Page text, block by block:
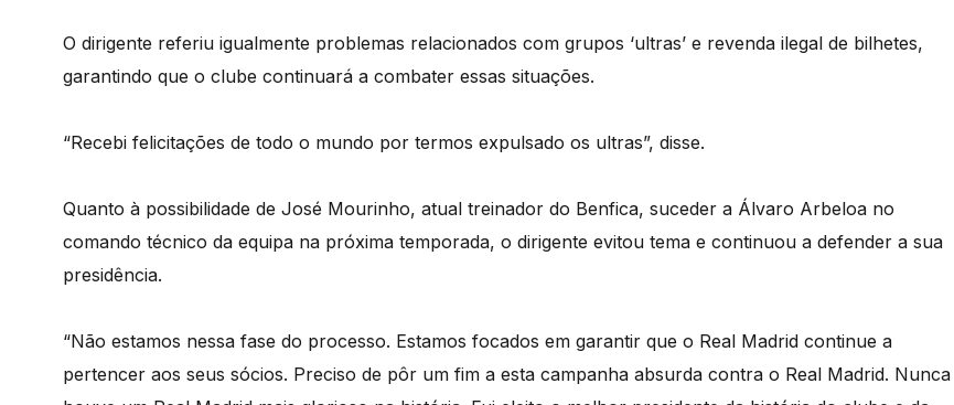
O dirigente referiu igualmente problemas relacionados com grupos ‘ultras’ e revenda ilegal de bilhetes,
garantindo que o clube continuará a combater essas situações.
“Recebi felicitações de todo o mundo por termos expulsado os ultras”, disse.
Quanto à possibilidade de José Mourinho, atual treinador do Benfica, suceder a Álvaro Arbeloa no
comando técnico da equipa na próxima temporada, o dirigente evitou tema e continuou a defender a sua
presidência.
“Não estamos nessa fase do processo. Estamos focados em garantir que o Real Madrid continue a
pertencer aos seus sócios. Preciso de pôr um fim a esta campanha absurda contra o Real Madrid. Nunca